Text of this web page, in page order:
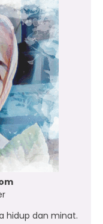
hidup dan minat.